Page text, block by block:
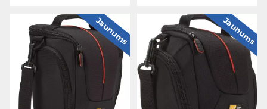
Jaunums Jaunums